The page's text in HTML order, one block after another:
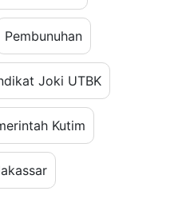
Pembunuhan
Joki UTBK
Kutim